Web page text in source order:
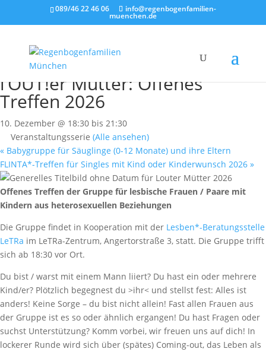
089/46 22 46 06 info@regenbogenfamilien-
muenchen.de
« Alle Veranstaltungen
l’OUT!er Mütter: Offenes
Treffen 2026
10. Dezember @ 18:30 bis 21:30
Veranstaltungsserie (Alle ansehen)
« Babygruppe für Säuglinge (0-12 Monate) und ihre Eltern
FLINTA*-Treffen für Singles mit Kind oder Kinderwunsch 2026 »
Offenes Treffen der Gruppe für lesbische Frauen / Paare mit
Kindern aus heterosexuellen Beziehungen
Die Gruppe findet in Kooperation mit der Lesben*-Beratungsstelle
LeTRa im LeTRa-Zentrum, Angertorstraße 3, statt. Die Gruppe trifft
sich ab 18:30 vor Ort.
Du bist / warst mit einem Mann liiert? Du hast ein oder mehrere
Kind/er? Plötzlich begegnest du >ihr< und stellst fest: Alles ist
anders! Keine Sorge – du bist nicht allein! Fast allen Frauen aus
der Gruppe ist es so oder ähnlich ergangen! Du hast Fragen oder
suchst Unterstützung? Komm vorbei, wir freuen uns auf dich! In
lockerer Runde wird sich über (spätes) Coming-out, das Leben als